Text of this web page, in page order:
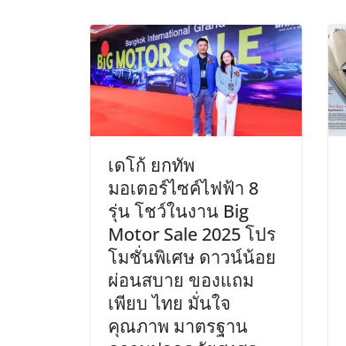
เดโก้ ยกทัพ
มอเตอร์ไซค์ไฟฟ้า 8
รุ่น โชว์ในงาน Big
Motor Sale 2025 โปร
โมชั่นพิเศษ ดาวน์น้อย
ผ่อนสบาย ของแถม
เพียบ ไทย มั่นใจ
คุณภาพ มาตรฐาน